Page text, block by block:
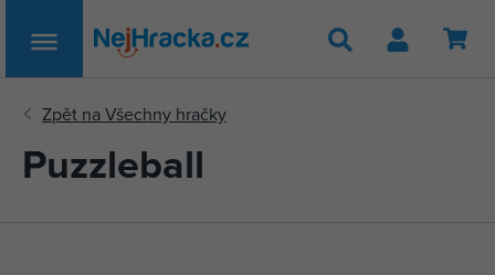
Hledat
Puzzleball